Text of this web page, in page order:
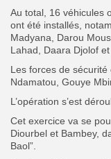
‎Au total, 16 véhicules
ont été installés,
Madyana, Darou
Lahad, Daara Djolof et
Les forces de
Ndamatou, Gouye
‎L’opération s’est
‎‎Cet exercice va se
Diourbel et Bambey,
Baol”.